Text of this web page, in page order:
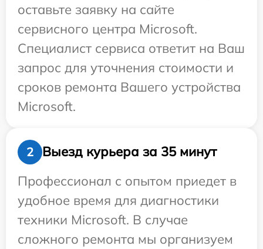
оставьте заявку на сайте
сервисного центра Microsoft.
Специалист сервиса ответит на Ваш
запрос для уточнения стоимости и
сроков ремонта Вашего устройства
Microsoft.
2
Выезд курьера за 35 минут
Профессионал с опытом приедет в
удобное время для диагностики
техники Microsoft. В случае
сложного ремонта мы организуем